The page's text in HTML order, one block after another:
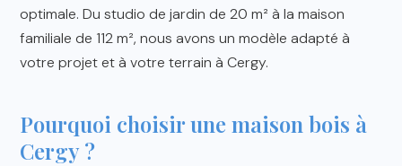
optimale. Du studio de jardin de 20 m² à la maison
familiale de 112 m², nous avons un modèle adapté à
votre projet et à votre terrain à Cergy.
Pourquoi choisir une maison bois à
Cergy ?